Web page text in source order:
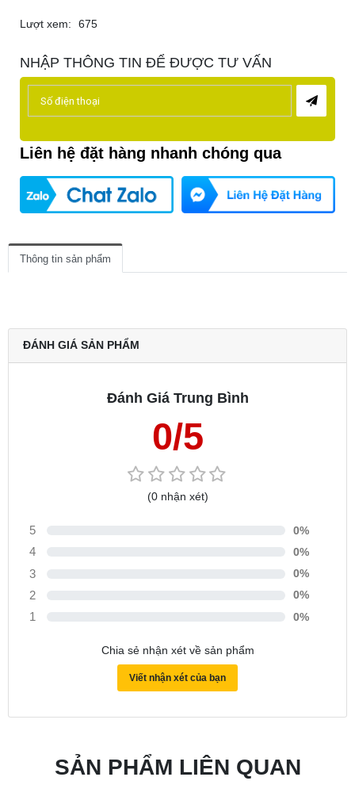
Lượt xem: 675
NHẬP THÔNG TIN ĐỂ ĐƯỢC TƯ VẤN
Liên hệ đặt hàng nhanh chóng qua
Thông tin sản phẩm
ĐÁNH GIÁ SẢN PHẨM
Đánh Giá Trung Bình
0/5
(0 nhận xét)
5 0%
4 0%
3 0%
2 0%
1 0%
Chia sẻ nhận xét về sản phẩm
Viết nhận xét của bạn
SẢN PHẨM LIÊN QUAN